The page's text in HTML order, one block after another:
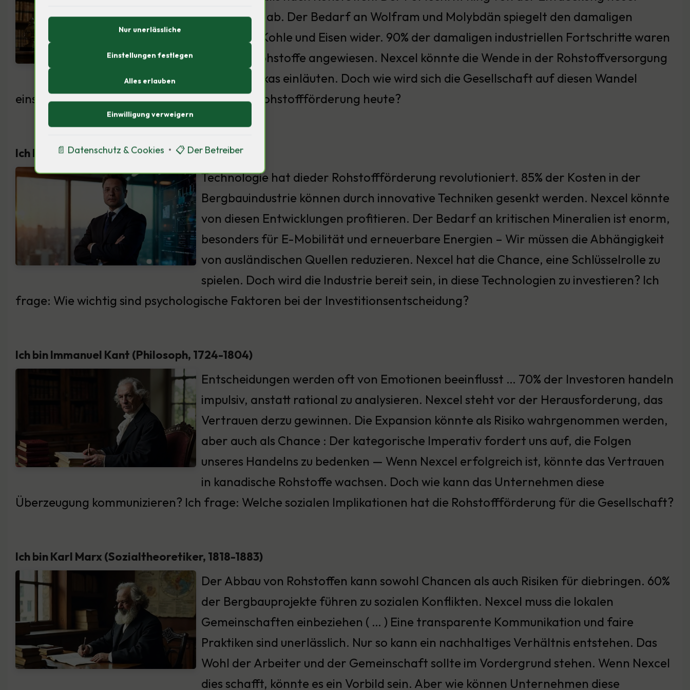
Ressourcen ab. Der Bedarf an Wolfram und Molybdän spiegelt den damaligen
Bedarf an Kohle und Eisen wider. 90% der damaligen industriellen Fortschritte waren
auf neue Rohstoffe angewiesen. Nexcel könnte die Wende in der Rohstoffversorgung
Nordamerikas einläuten. Doch wie wird sich die Gesellschaft auf diesen Wandel
einstellen? Ich frage: Wie beeinflusst diedie Rohstoffförderung heute?
Ich bin Elon Musk (Tech-Milliardär, 54 Jahre)
Technologie hat dieder Rohstoffförderung revolutioniert. 85% der Kosten in der
Bergbauindustrie können durch innovative Techniken gesenkt werden. Nexcel könnte
von diesen Entwicklungen profitieren. Der Bedarf an kritischen Mineralien ist enorm,
besonders für E-Mobilität und erneuerbare Energien – Wir müssen die Abhängigkeit
von ausländischen Quellen reduzieren. Nexcel hat die Chance, eine Schlüsselrolle zu
spielen. Doch wird die Industrie bereit sein, in diese Technologien zu investieren? Ich
frage: Wie wichtig sind psychologische Faktoren bei der Investitionsentscheidung?
Ich bin Immanuel Kant (Philosoph, 1724-1804)
Entscheidungen werden oft von Emotionen beeinflusst … 70% der Investoren handeln
impulsiv, anstatt rational zu analysieren. Nexcel steht vor der Herausforderung, das
Vertrauen derzu gewinnen. Die Expansion könnte als Risiko wahrgenommen werden,
aber auch als Chance : Der kategorische Imperativ fordert uns auf, die Folgen
unseres Handelns zu bedenken — Wenn Nexcel erfolgreich ist, könnte das Vertrauen
in kanadische Rohstoffe wachsen. Doch wie kann das Unternehmen diese
Überzeugung kommunizieren? Ich frage: Welche sozialen Implikationen hat die Rohstoffförderung für die Gesellschaft?
Ich bin Karl Marx (Sozialtheoretiker, 1818-1883)
Der Abbau von Rohstoffen kann sowohl Chancen als auch Risiken für diebringen. 60%
der Bergbauprojekte führen zu sozialen Konflikten. Nexcel muss die lokalen
Gemeinschaften einbeziehen ( … ) Eine transparente Kommunikation und faire
Praktiken sind unerlässlich. Nur so kann ein nachhaltiges Verhältnis entstehen. Das
Wohl der Arbeiter und der Gemeinschaft sollte im Vordergrund stehen. Wenn Nexcel
dies schafft, könnte es ein Vorbild sein. Aber wie können Unternehmen diese
Nur unerlässliche
Einstellungen festlegen
Alles erlauben
Einwilligung verweigern
📄 Datenschutz & Cookies • 📋 Der Betreiber